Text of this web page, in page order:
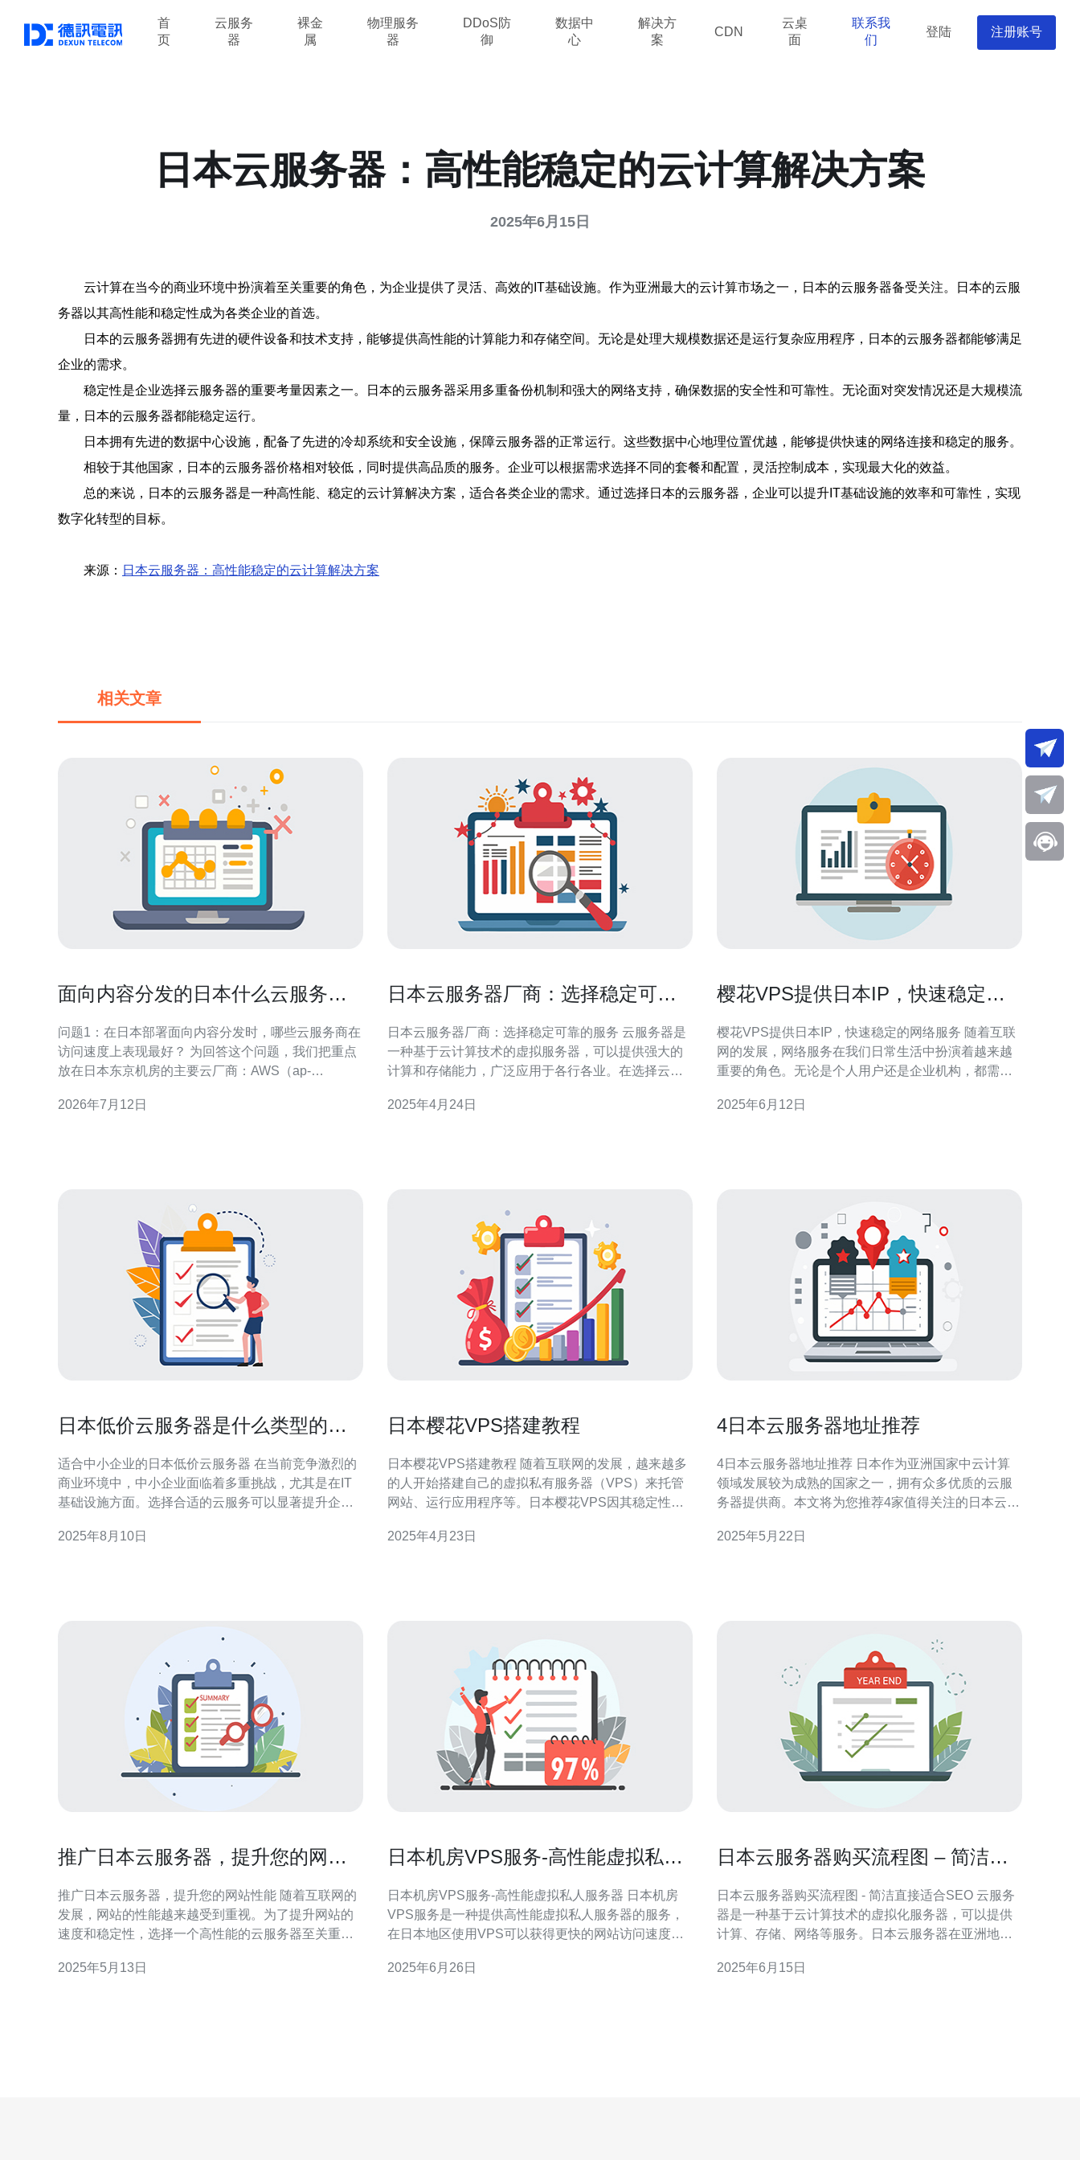
首
页
云服务
器
裸金
属
物理服务
器
DDoS防
御
数据中
心
解决方
案
CDN
云桌
面
联系我
们
登陆 注册账号
日本云服务器：高性能稳定的云计算解决方案
2025年6月15日
云计算在当今的商业环境中扮演着至关重要的角色，为企业提供了灵活、高效的IT基础设施。作为亚洲最大的云计算市场之一，日本的云服务器备受关注。日本的云服
务器以其高性能和稳定性成为各类企业的首选。
日本的云服务器拥有先进的硬件设备和技术支持，能够提供高性能的计算能力和存储空间。无论是处理大规模数据还是运行复杂应用程序，日本的云服务器都能够满足
企业的需求。
稳定性是企业选择云服务器的重要考量因素之一。日本的云服务器采用多重备份机制和强大的网络支持，确保数据的安全性和可靠性。无论面对突发情况还是大规模流
量，日本的云服务器都能稳定运行。
日本拥有先进的数据中心设施，配备了先进的冷却系统和安全设施，保障云服务器的正常运行。这些数据中心地理位置优越，能够提供快速的网络连接和稳定的服务。
相较于其他国家，日本的云服务器价格相对较低，同时提供高品质的服务。企业可以根据需求选择不同的套餐和配置，灵活控制成本，实现最大化的效益。
总的来说，日本的云服务器是一种高性能、稳定的云计算解决方案，适合各类企业的需求。通过选择日本的云服务器，企业可以提升IT基础设施的效率和可靠性，实现
数字化转型的目标。
来源： 日本云服务器：高性能稳定的云计算解决方案
相关文章
面向内容分发的日本什么云服务器
问题1：在日本部署面向内容分发时，哪些云服务商在
访问速度上表现最好？ 为回答这个问题，我们把重点
放在日本东京机房的主要云厂商：AWS（ap-
Microsoft Azure（Japan East/West），以及本地供应
2026年7月12日
日本云服务器厂商：选择稳定可靠
日本云服务器厂商：选择稳定可靠的服务 云服务器是
一种基于云计算技术的虚拟服务器，可以提供强大的
计算和存储能力，广泛应用于各行各业。在选择云服
一。本文将介绍日本云服务器厂商的特点，并提供选
2025年4月24日
樱花VPS提供日本IP，快速稳定的
樱花VPS提供日本IP，快速稳定的网络服务 随着互联
网的发展，网络服务在我们日常生活中扮演着越来越
重要的角色。无论是个人用户还是企业机构，都需要
作为一家专业的网络服务提供商，致力于为用户提供
2025年6月12日
日本低价云服务器是什么类型的服
适合中小企业的日本低价云服务器 在当前竞争激烈的
商业环境中，中小企业面临着多重挑战，尤其是在IT
基础设施方面。选择合适的云服务可以显著提升企业
服务器的类型及其如何满足中小企业的需求。 以下是
2025年8月10日
日本樱花VPS搭建教程
日本樱花VPS搭建教程 随着互联网的发展，越来越多
的人开始搭建自己的虚拟私有服务器（VPS）来托管
网站、运行应用程序等。日本樱花VPS因其稳定性和
花VPS，并提供一些实用的技巧和建议。 在搭建VPS
2025年4月23日
4日本云服务器地址推荐
4日本云服务器地址推荐 日本作为亚洲国家中云计算
领域发展较为成熟的国家之一，拥有众多优质的云服
务器提供商。本文将为您推荐4家值得关注的日本云服
拥有稳定可靠的服务和优质的技术支持团队。其服务
2025年5月22日
推广日本云服务器，提升您的网站
推广日本云服务器，提升您的网站性能 随着互联网的
发展，网站的性能越来越受到重视。为了提升网站的
速度和稳定性，选择一个高性能的云服务器至关重
础设施和技术，是一个理想的选择。 日本云服务器具
2025年5月13日
日本机房VPS服务-高性能虚拟私人
日本机房VPS服务-高性能虚拟私人服务器 日本机房
VPS服务是一种提供高性能虚拟私人服务器的服务，
在日本地区使用VPS可以获得更快的网站访问速度和
势。首先，日本作为一个技术先进的国家，拥有先进
2025年6月26日
日本云服务器购买流程图 – 简洁直
日本云服务器购买流程图 - 简洁直接适合SEO 云服务
器是一种基于云计算技术的虚拟化服务器，可以提供
计算、存储、网络等服务。日本云服务器在亚洲地区
择购买。 日本云服务器的购买流程一般分为以下几个
2025年6月15日